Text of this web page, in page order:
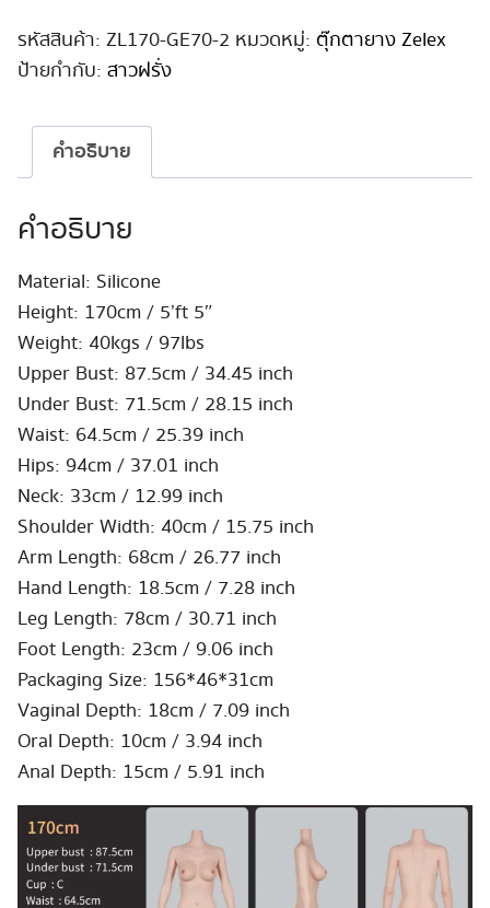
ลิ
โคน
#GE70
รหัสสินค้า: ZL170-GE70-2 หมวดหมู่: ตุ๊กตายาง Zelex
ป้ายกำกับ: สาวฝรั่ง
คำอธิบาย
คำอธิบาย
Material: Silicone
Height: 170cm / 5’ft 5″
Weight: 40kgs / 97lbs
Upper Bust: 87.5cm / 34.45 inch
Under Bust: 71.5cm / 28.15 inch
Waist: 64.5cm / 25.39 inch
Hips: 94cm / 37.01 inch
Neck: 33cm / 12.99 inch
Shoulder Width: 40cm / 15.75 inch
Arm Length: 68cm / 26.77 inch
Hand Length: 18.5cm / 7.28 inch
Leg Length: 78cm / 30.71 inch
Foot Length: 23cm / 9.06 inch
Packaging Size: 156*46*31cm
Vaginal Depth: 18cm / 7.09 inch
Oral Depth: 10cm / 3.94 inch
Anal Depth: 15cm / 5.91 inch